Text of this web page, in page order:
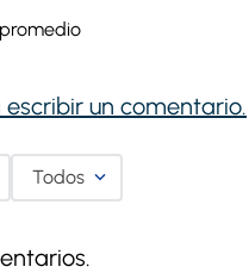
escribir un comentario.
Todos